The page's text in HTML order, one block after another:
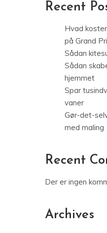
Recent
Hvad
på Grand
Sådan
Sådan
hjemmet
Spar
vaner
Gør-det-
med maling
Recent
Der er ingen
Archives